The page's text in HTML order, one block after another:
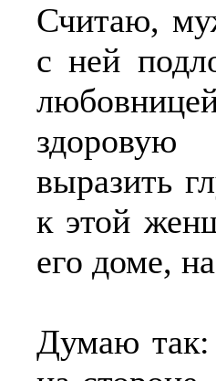
Считаю,
с ней
выразить
к этой
его доме,
Думаю так: